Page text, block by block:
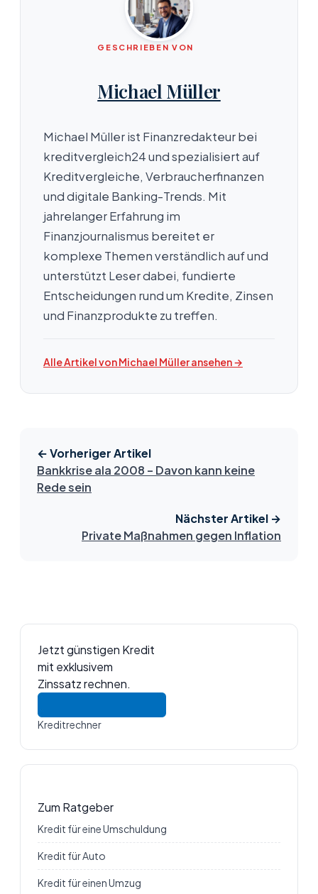
GESCHRIEBEN VON
Michael Müller
Michael Müller ist Finanzredakteur bei
kreditvergleich24 und spezialisiert auf
Kreditvergleiche, Verbraucherfinanzen
und digitale Banking-Trends. Mit
jahrelanger Erfahrung im
Finanzjournalismus bereitet er
komplexe Themen verständlich auf und
unterstützt Leser dabei, fundierte
Entscheidungen rund um Kredite, Zinsen
und Finanzprodukte zu treffen.
Alle Artikel von Michael Müller ansehen →
← Vorheriger Artikel
Bankkrise ala 2008 – Davon kann keine
Rede sein
Nächster Artikel →
Private Maßnahmen gegen Inflation
Jetzt günstigen Kredit
mit exklusivem
Zinssatz rechnen.
Kreditrechner
Zum Ratgeber
Kredit für eine Umschuldung
Kredit für Auto
Kredit für einen Umzug